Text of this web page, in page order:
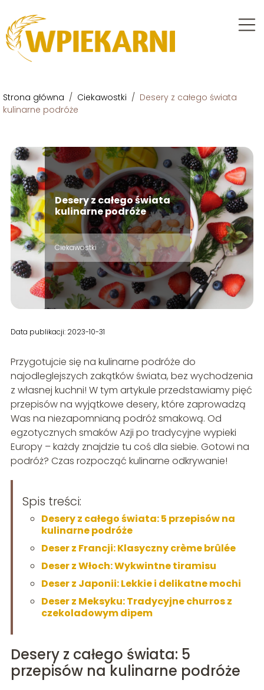
Strona główna / Ciekawostki / Desery z całego świata
kulinarne podróże
Desery z całego świata
kulinarne podróże
Ciekawostki
Data publikacji: 2023-10-31
Przygotujcie się na kulinarne podróże do
najodleglejszych zakątków świata, bez wychodzenia
z własnej kuchni! W tym artykule przedstawiamy pięć
przepisów na wyjątkowe desery, które zaprowadzą
Was na niezapomnianą podróż smakową. Od
egzotycznych smaków Azji po tradycyjne wypieki
Europy – każdy znajdzie tu coś dla siebie. Gotowi na
podróż? Czas rozpocząć kulinarne odkrywanie!
Spis treści:
Desery z całego świata: 5 przepisów na
kulinarne podróże
Deser z Francji: Klasyczny crème brûlée
Deser z Włoch: Wykwintne tiramisu
Deser z Japonii: Lekkie i delikatne mochi
Deser z Meksyku: Tradycyjne churros z
czekoladowym dipem
Desery z całego świata: 5
przepisów na kulinarne podróże